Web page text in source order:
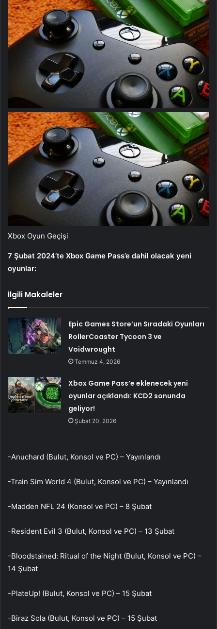
Xbox Oyun Geçişi
7 Şubat 2024’te Xbox Game Pass’e dahil olacak yeni
oyunlar:
İlgili Makaleler
Epic Games Store’un Sıradaki Oyunları
RollerCoaster Tycoon 3 ve
Voidwrought
Temmuz 4, 2026
Xbox Game Pass’e eklenecek yeni
oyunlar açıklandı: KCD2 sonunda
geliyor!
Şubat 20, 2026
-Anuchard (Bulut, Konsol ve PC) – Yayınlandı
-Train Sim World 4 (Bulut, Konsol ve PC) – Yayınlandı
-Madden NFL 24 (Konsol ve PC) – 8 Şubat
-Resident Evil 3 (Bulut, Konsol ve PC) – 13 Şubat
-Bloodstained: Ritual of the Night (Bulut, Konsol ve PC) –
14 Şubat
-PlateUp! (Bulut, Konsol ve PC) – 15 Şubat
-Biraz Sola (Bulut, Konsol ve PC) – 15 Şubat